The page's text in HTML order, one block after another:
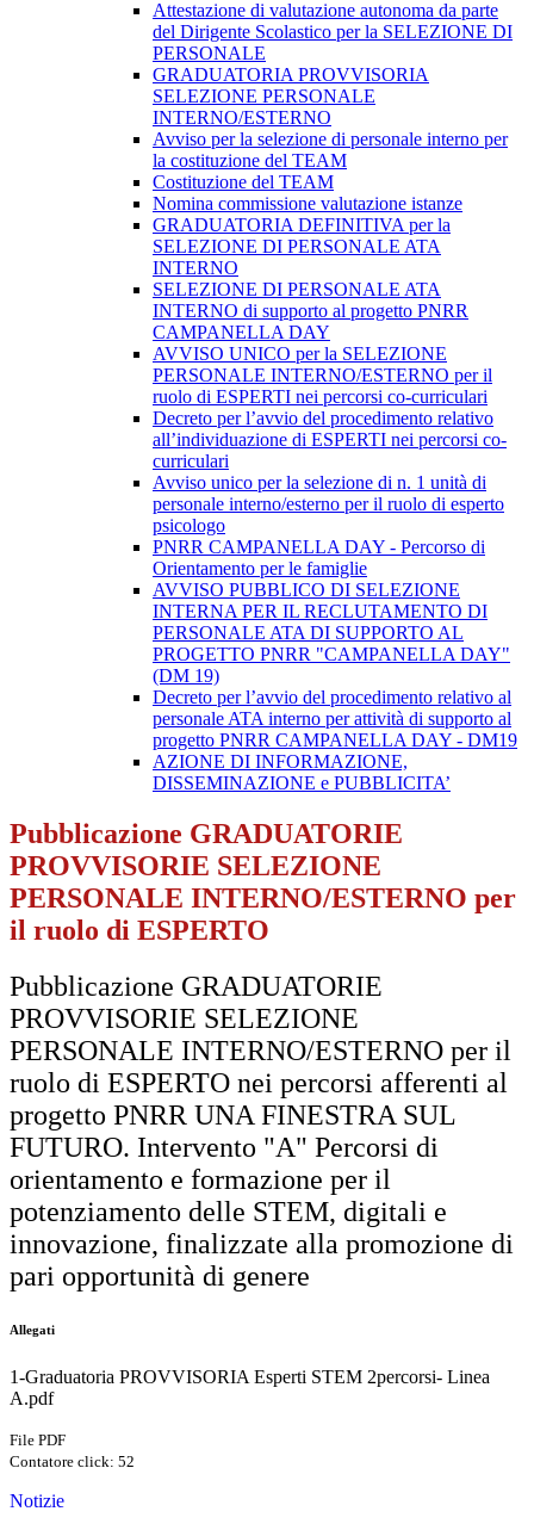
Attestazione di valutazione autonoma da parte
del Dirigente Scolastico per la SELEZIONE DI
PERSONALE
GRADUATORIA PROVVISORIA
SELEZIONE PERSONALE
INTERNO/ESTERNO
Avviso per la selezione di personale interno per
la costituzione del TEAM
Costituzione del TEAM
Nomina commissione valutazione istanze
GRADUATORIA DEFINITIVA per la
SELEZIONE DI PERSONALE ATA
INTERNO
SELEZIONE DI PERSONALE ATA
INTERNO di supporto al progetto PNRR
CAMPANELLA DAY
AVVISO UNICO per la SELEZIONE
PERSONALE INTERNO/ESTERNO per il
ruolo di ESPERTI nei percorsi co-curriculari
Decreto per l’avvio del procedimento relativo
all’individuazione di ESPERTI nei percorsi co-
curriculari
Avviso unico per la selezione di n. 1 unità di
personale interno/esterno per il ruolo di esperto
psicologo
PNRR CAMPANELLA DAY - Percorso di
Orientamento per le famiglie
AVVISO PUBBLICO DI SELEZIONE
INTERNA PER IL RECLUTAMENTO DI
PERSONALE ATA DI SUPPORTO AL
PROGETTO PNRR "CAMPANELLA DAY"
(DM 19)
Decreto per l’avvio del procedimento relativo al
personale ATA interno per attività di supporto al
progetto PNRR CAMPANELLA DAY - DM19
AZIONE DI INFORMAZIONE,
DISSEMINAZIONE e PUBBLICITA’
Pubblicazione GRADUATORIE
PROVVISORIE SELEZIONE
PERSONALE INTERNO/ESTERNO per
il ruolo di ESPERTO
Pubblicazione GRADUATORIE
PROVVISORIE SELEZIONE
PERSONALE INTERNO/ESTERNO per il
ruolo di ESPERTO nei percorsi afferenti al
progetto PNRR UNA FINESTRA SUL
FUTURO. Intervento "A" Percorsi di
orientamento e formazione per il
potenziamento delle STEM, digitali e
innovazione, finalizzate alla promozione di
pari opportunità di genere
Allegati
1-Graduatoria PROVVISORIA Esperti STEM 2percorsi- Linea
A.pdf
File PDF
Contatore click: 52
Notizie